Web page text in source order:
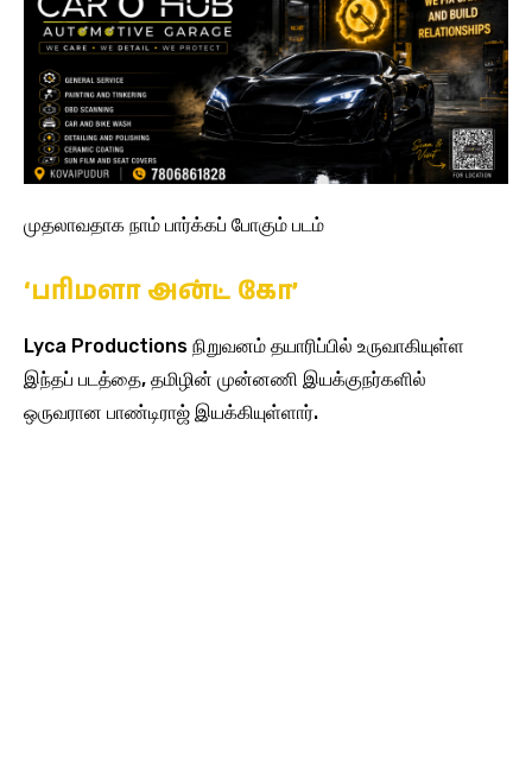
முதலாவதாக நாம் பார்க்கப் போகும் படம்
‘பரிமளா அன்ட் கோ’
Lyca Productions நிறுவனம் தயாரிப்பில் உருவாகியுள்ள
இந்தப் படத்தை, தமிழின் முன்னணி இயக்குநர்களில்
ஒருவரான பாண்டிராஜ் இயக்கியுள்ளார்.